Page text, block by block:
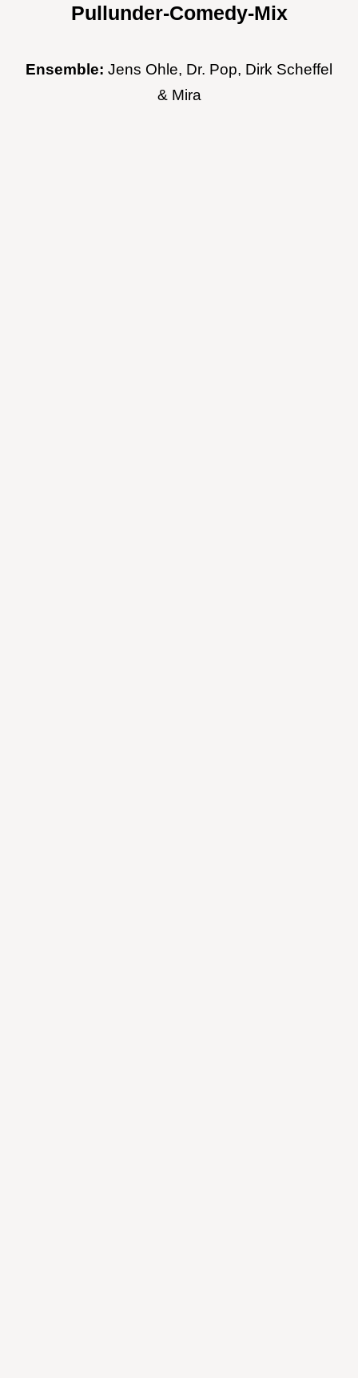
Pullunder-Comedy-Mix
Ensemble: Jens Ohle, Dr. Pop, Dirk Scheffel
& Mira